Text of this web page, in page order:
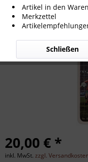
20,00 € *
inkl. MwSt. zzgl.
Artikel in den
Merkzettel
Schließen